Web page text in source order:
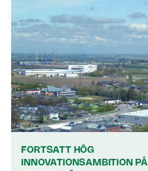
FORTSATT HÖG
INNOVATIONSAMBITION PÅ